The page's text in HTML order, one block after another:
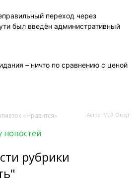
переход через
был введён административный
– ничто по сравнению с ценой
«Нравится» Автор: Мой Округ
новостей
рубрики